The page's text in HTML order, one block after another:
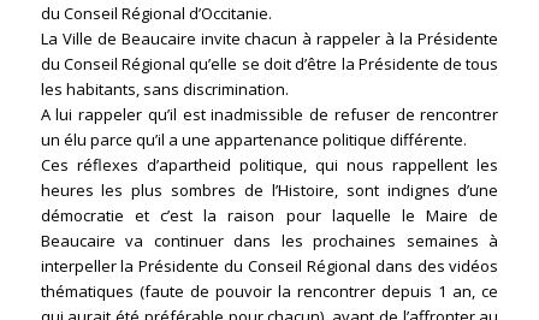
du Conseil Régional d’Occitanie.
La Ville de Beaucaire invite chacun à rappeler à la Présidente
du Conseil Régional qu’elle se doit d’être la Présidente de tous
les habitants, sans discrimination.
A lui rappeler qu’il est inadmissible de refuser de rencontrer
un élu parce qu’il a une appartenance politique différente.
Ces réflexes d’apartheid politique, qui nous rappellent les
heures les plus sombres de l’Histoire, sont indignes d’une
démocratie et c’est la raison pour laquelle le Maire de
Beaucaire va continuer dans les prochaines semaines à
interpeller la Présidente du Conseil Régional dans des vidéos
thématiques (faute de pouvoir la rencontrer depuis 1 an, ce